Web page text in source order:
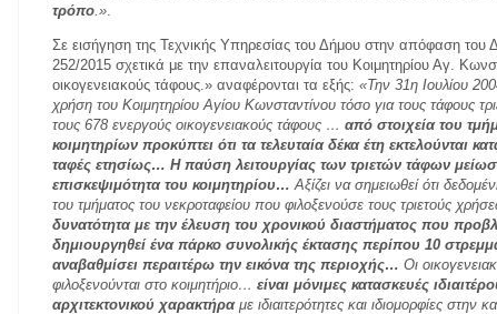
τρόπο .»
Σε εισήγηση της Τεχνικής Υπηρεσίας του Δήμου στην απόφαση του
252/2015 σχετικά με την επαναλειτουργία του Κοιμητηρίου Αγ.
οικογενειακούς τάφους.» αναφέρονται τα εξής: «Την 31η Ιουλίου
χρήση του Κοιμητηρίου Αγίου Κωνσταντίνου τόσο για τους τάφους
τους 678 ενεργούς οικογενειακούς τάφους … από στοιχεία του
κοιμητηρίων προκύπτει ότι τα τελευταία δέκα έτη εκτελούνται
ταφές ετησίως… Η παύση λειτουργίας των τριετών τάφων
επισκεψιμότητα του κοιμητηρίου… Αξίζει να σημειωθεί ότι
του τμήματος του νεκροταφείου που φιλοξενούσε τους τριετούς
δυνατότητα με την έλευση του χρονικού διαστήματος που
δημιουργηθεί ένα πάρκο συνολικής έκτασης περίπου 10
αναβαθμίσει περαιτέρω την εικόνα της περιοχής… Οι
φιλοξενούνται στο κοιμητήριο… είναι μόνιμες κατασκευές
αρχιτεκτονικού χαρακτήραμε ιδιαιτερότητες και ιδιομορφίες στην